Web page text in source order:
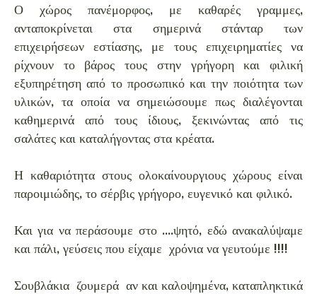
Ο χώρος πανέμορφος, με καθαρές γραμμες,
ανταποκρίνεται στα σημερινά στάνταρ των
επιχειρήσεων εστίασης, με τους επιχειρηματίες να
ρίχνουν το βάρος τους στην γρήγορη και φιλική
εξυπηρέτηση από το προσωπικό και την ποιότητα των
υλικών, τα οποία να σημειώσουμε πως διαλέγονται
καθημερινά από τους ίδιους, ξεκινώντας από τις
σαλάτες και καταλήγοντας στα κρέατα.
Η καθαριότητα στους ολοκαίνουργιους χώρους είναι
παροιμιώδης, το σέρβις γρήγορο, ευγενικό και φιλικό.
Και για να περάσουμε στο ....ψητό, εδώ ανακαλύψαμε
και πάλι, γεύσεις που είχαμε χρόνια να γευτούμε !!!!
Σουβλάκια ζουμερά αν και καλοψημένα, καταπληκτικά